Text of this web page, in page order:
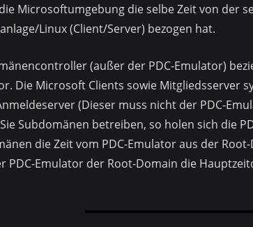
Microsoftumgebung die selbe Zeit von der
Linux (Client/Server) bezogen hat.
(außer der PDC-Emulator)
Die Microsoft Clients sowie Mitgliedsserver
(Dieser muss nicht der PDC-
Subdomänen betreiben, so holen sich die
die Zeit vom PDC-Emulator aus der
PDC-Emulator der Root-Domain die